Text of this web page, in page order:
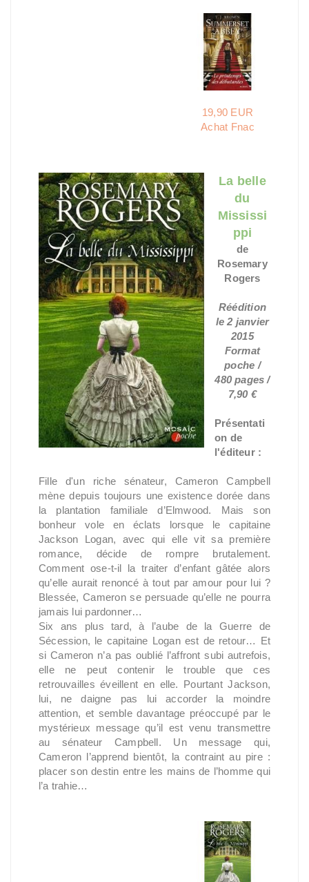
19,90 EUR
Achat Fnac
La belle
du
Mississi
ppi
de
Rosemary
Rogers
Réédition
le 2 janvier
2015
Format
poche /
480 pages /
7,90 €
Présentati
on de
l'éditeur :
Fille d'un riche sénateur, Cameron Campbell
mène depuis toujours une existence dorée dans
la plantation familiale d’Elmwood. Mais son
bonheur vole en éclats lorsque le capitaine
Jackson Logan, avec qui elle vit sa première
romance, décide de rompre brutalement.
Comment ose-t-il la traiter d’enfant gâtée alors
qu’elle aurait renoncé à tout par amour pour lui ?
Blessée, Cameron se persuade qu’elle ne pourra
jamais lui pardonner…
Six ans plus tard, à l’aube de la Guerre de
Sécession, le capitaine Logan est de retour… Et
si Cameron n’a pas oublié l’affront subi autrefois,
elle ne peut contenir le trouble que ces
retrouvailles éveillent en elle. Pourtant Jackson,
lui, ne daigne pas lui accorder la moindre
attention, et semble davantage préoccupé par le
mystérieux message qu’il est venu transmettre
au sénateur Campbell. Un message qui,
Cameron l’apprend bientôt, la contraint au pire :
placer son destin entre les mains de l’homme qui
l’a trahie…